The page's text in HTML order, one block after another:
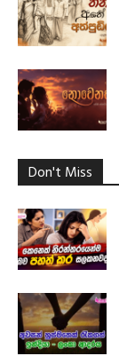
Don't Miss